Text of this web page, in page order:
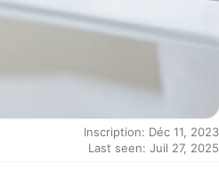
Inscription: Déc 11, 2023
Last seen: Juil 27, 2025